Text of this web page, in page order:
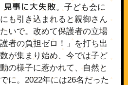
見事に大失敗。子ども会に
も引き込まれると親御さん
いで。改めて保護者の立場
者の負担ゼロ！」を打ち出
が集まり始め、今では子ど
の様子に惹かれて、自然と
に。2022年には26名だった